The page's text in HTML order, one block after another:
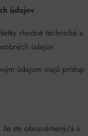
údajov
vhodné technické a
údajov.
údajom majú prístup
ste oboznámený/á s